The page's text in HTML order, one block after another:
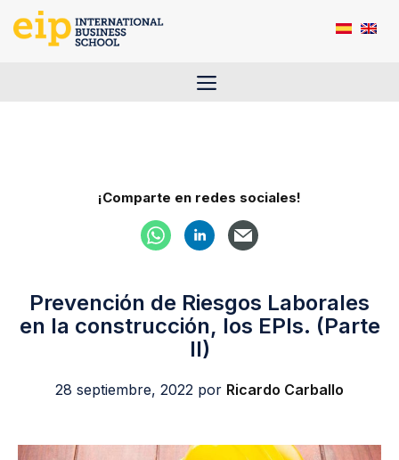
Saltar
Menú
¡Comparte en redes sociales!
Prevención de Riesgos Laborales
en la construcción, los EPIs. (Parte
II)
28 septiembre, 2022 por Ricardo Carballo